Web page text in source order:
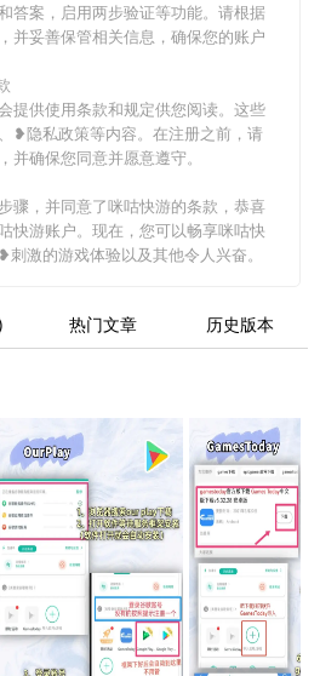
答案，启用两步验证等功能。请根据
并妥善保管相关信息，确保您的账户
提供使用条款和规定供您阅读。这些
❥隐私政策等内容。在注册之前，请
确保您同意并愿意遵守。
骤，并同意了咪咕快游的条款，恭喜
快游账户。现在，您可以畅享咪咕快
激的游戏体验以及其他令人兴奋。
热门文章 历史版本